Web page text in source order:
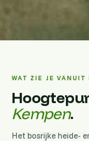
WAT ZIE JE VANUIT
Kempen.
Het bosrijke heide-